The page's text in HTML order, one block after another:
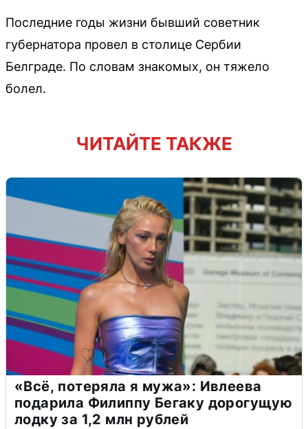
Последние годы жизни бывший советник
губернатора провел в столице Сербии
Белграде. По словам знакомых, он тяжело
болел.
ЧИТАЙТЕ ТАКЖЕ
«Всё, потеряла я мужа»: Ивлеева
подарила Филиппу Бегаку дорогущую
лодку за 1,2 млн рублей